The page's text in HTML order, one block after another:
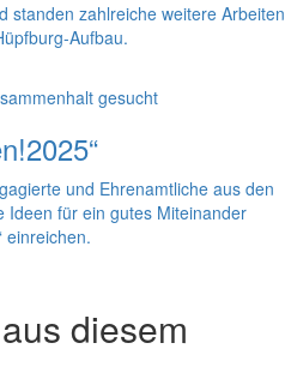
standen zahlreiche weitere Arbeiten
Aufbau.
gesucht
und Ehrenamtliche aus den
Ideen für ein gutes Miteinander
einreichen.
diesem